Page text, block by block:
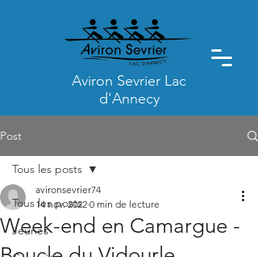
Aviron Sevrier Lac
d'Annecy
Post
Tous les posts
Jeunes
Tous les posts
Week-end en Camargue -
avironsevrier74
14 nov. 2022 0 min de lecture